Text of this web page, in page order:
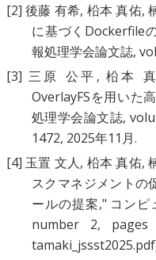
[2] 後藤 有希, 柗本 真佑,
に基づくDockerfile
報処理学会論文誌,
[3] 三原 公平 , 柗本
OverlayFSを用いた
処理学会論文誌,
1472, 2025年11月.
[4] 玉置 文人, 柗本 真佑,
スクマネジメントの
ールの提案," コンピ
number 2,